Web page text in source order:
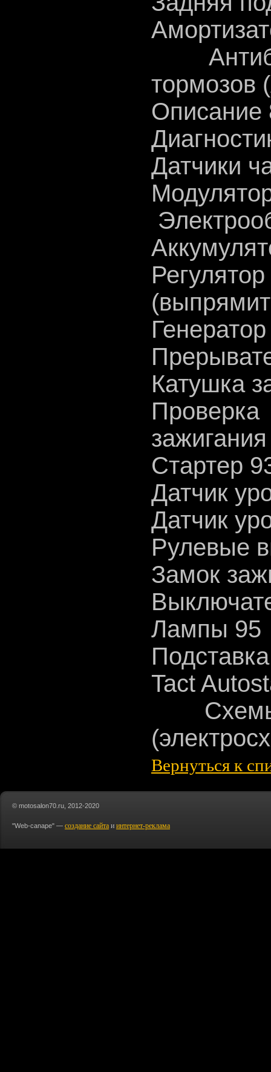
тормозов
Описание
Датчики
Катушка
Стартер
Датчик
Датчик
Рулевые
Замок
Лампы 95
Tact
Схемы
Вернуться к
© motosalon70.ru, 2012-2020
"Web-canape" — создание сайта и интернет-реклама